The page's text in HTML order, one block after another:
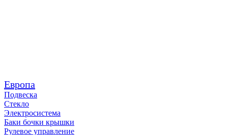
Европа
Подвеска
Стекло
Электросистема
Баки бочки крышки
Рулевое управление